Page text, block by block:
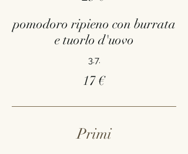
pomodoro ripieno con burrata
e tuorlo d'uovo
3.7.
17 €
Primi